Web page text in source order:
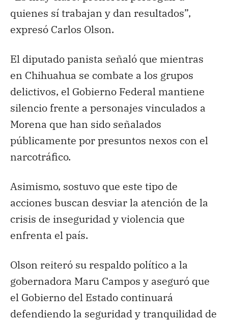
quienes sí trabajan y dan resultados”,
expresó Carlos Olson.
El diputado panista señaló que mientras
en Chihuahua se combate a los grupos
delictivos, el Gobierno Federal mantiene
silencio frente a personajes vinculados a
Morena que han sido señalados
públicamente por presuntos nexos con el
narcotráfico.
Asimismo, sostuvo que este tipo de
acciones buscan desviar la atención de la
crisis de inseguridad y violencia que
enfrenta el país.
Olson reiteró su respaldo político a la
gobernadora Maru Campos y aseguró que
el Gobierno del Estado continuará
defendiendo la seguridad y tranquilidad de